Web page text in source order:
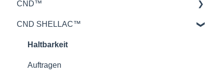
CND™
Retention™
CND™ Brisa
Nailcare
CND SHELLAC™
Haltbarkeit
Auftragen